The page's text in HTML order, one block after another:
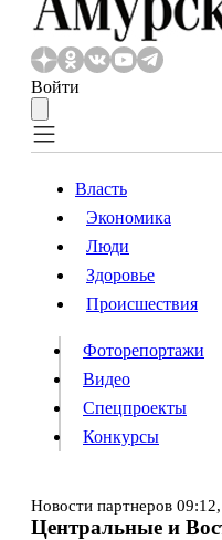
Войти
Власть
Происшествия
Видео
Конкурсы
Власть
Экономика
Люди
Здоровье
Происшествия
Фоторепортажи
Видео
Спецпроекты
Конкурсы
Новости партнеров 09:12,
Центральные и